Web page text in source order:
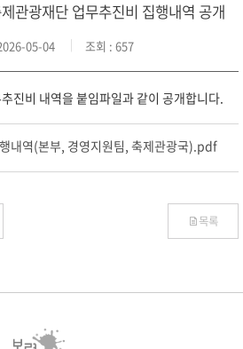
관광재단 업무추진비 집행내역 공개
05-04 조회 : 657
진비 내역을 붙임파일과 같이 공개합니다.
내역(본부, 경영지원팀, 축제관광국).pdf
목록